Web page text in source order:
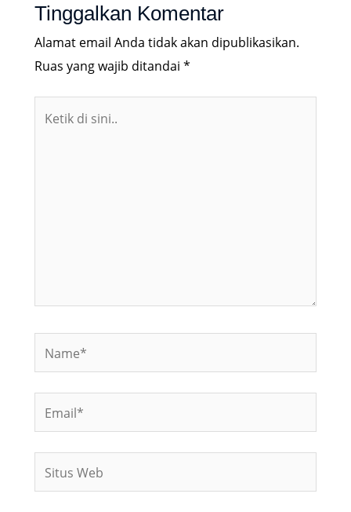
Tinggalkan Komentar
Alamat email Anda tidak akan dipublikasikan.
Ruas yang wajib ditandai *
Web